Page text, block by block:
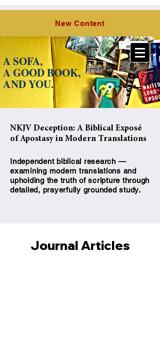
the Hope of Israel, LLC
NKJV Deception: A Biblical Exposé
of Apostasy in Modern Translations
Independent biblical research —
examining modern translations and
upholding the truth of scripture through
detailed, prayerfully grounded study.
A SOFA,
A GOOD BOOK,
AND YOU.
New Content
Journal Articles